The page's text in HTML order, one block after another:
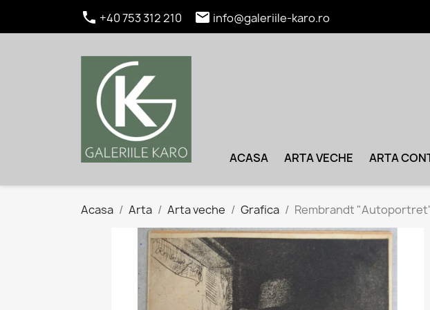
 +40 753 312 210  info@galeriile-karo.ro
ACASA ARTA VECHE ARTA
Acasa Arta Arta veche Grafica Rembrandt